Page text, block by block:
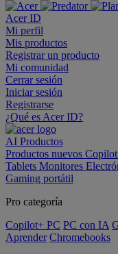
Acer ID
Mi perfil
Mis productos
Registrar un producto
Mi comunidad
Cerrar sesión
Iniciar sesión
Registrarse
¿Qué es Acer ID?
AI Productos
Productos nuevos
Tablets Monitores
Gaming portátil
Pro categoría
Copilot+ PC PC con IA
Aprender Chromebooks